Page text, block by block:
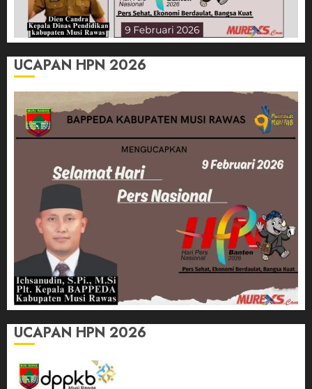
UCAPAN HPN 2026
UCAPAN HPN 2026